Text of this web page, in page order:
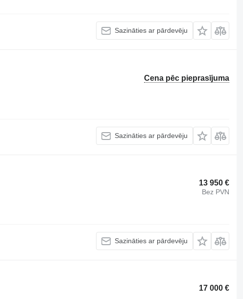
Sazināties ar pārdevēju
Cena pēc pieprasījuma
Sazināties ar pārdevēju
13 950 €
Bez PVN
Sazināties ar pārdevēju
17 000 €